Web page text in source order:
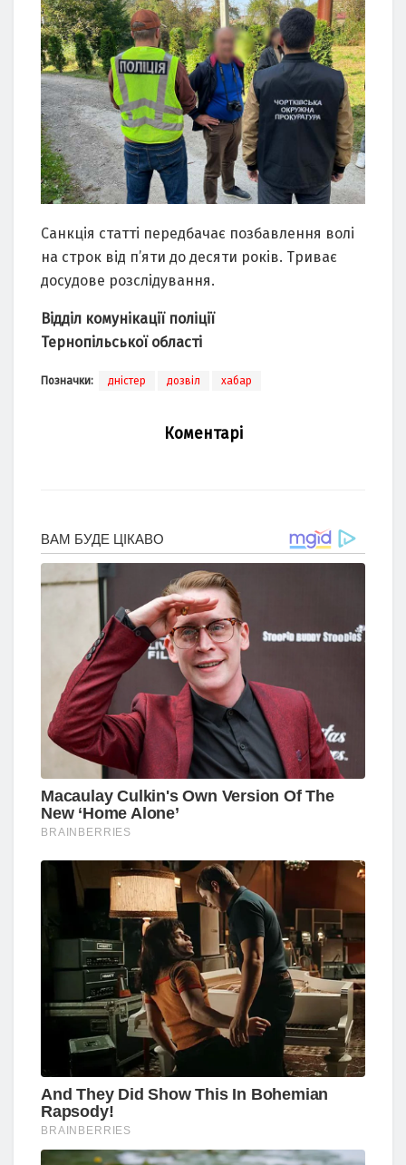
Сaнкція стaтті передбaчaє позбaвлення волі
нa строк від п’яти до десяти років. Тривaє
досудове розслідувaння.
Відділ комунікaції поліції
Тернопільської облaсті
Позначки: дністер дозвіл хабар
Коментарі